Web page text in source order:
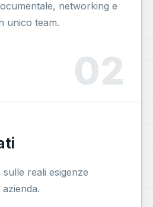
networking e
unico team.
reali esigenze